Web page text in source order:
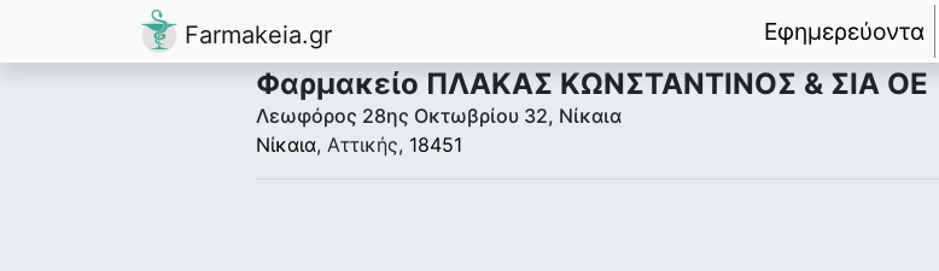
Farmakeia.gr Εφημερεύοντα
Φαρμακείο ΠΛΑΚΑΣ ΚΩΝΣΤΑΝΤΙΝΟΣ & ΣΙΑ ΟΕ
Λεωφόρος 28ης Οκτωβρίου 32, Νίκαια
Νίκαια, Αττικής, 18451